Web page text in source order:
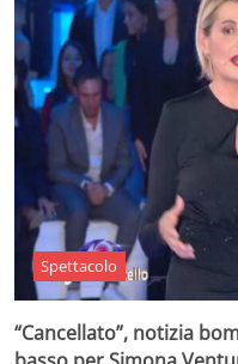
Spettacolo
“Cancellato”, notizia